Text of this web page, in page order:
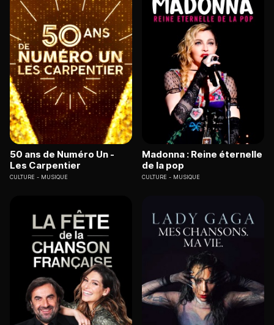
50 ans de Numéro Un -
Les Carpentier
CULTURE MUSIQUE
Madonna : Reine éternelle
de la pop
CULTURE MUSIQUE